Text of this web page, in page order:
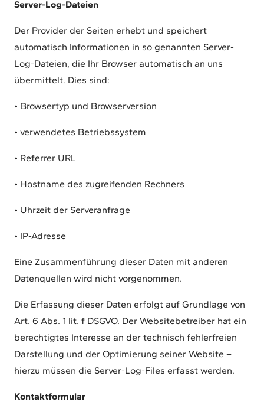
Server-Log-Dateien
Der Provider der Seiten erhebt und speichert
automatisch Informationen in so genannten Server-
Log-Dateien, die Ihr Browser automatisch an uns
übermittelt. Dies sind:
• Browsertyp und Browserversion
• verwendetes Betriebssystem
• Referrer URL
• Hostname des zugreifenden Rechners
• Uhrzeit der Serveranfrage
• IP-Adresse
Eine Zusammenführung dieser Daten mit anderen
Datenquellen wird nicht vorgenommen.
Die Erfassung dieser Daten erfolgt auf Grundlage von
Art. 6 Abs. 1 lit. f DSGVO. Der Websitebetreiber hat ein
berechtigtes Interesse an der technisch fehlerfreien
Darstellung und der Optimierung seiner Website –
hierzu müssen die Server-Log-Files erfasst werden.
Kontaktformular